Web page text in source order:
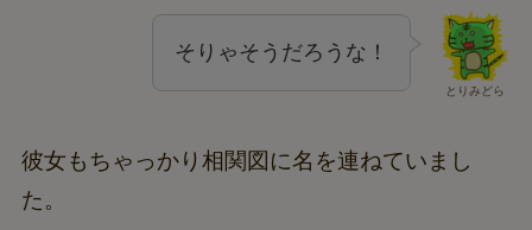
とりみどら
そりゃそうだろうな！
彼女もちゃっかり相関図に名を連ねていまし
た。